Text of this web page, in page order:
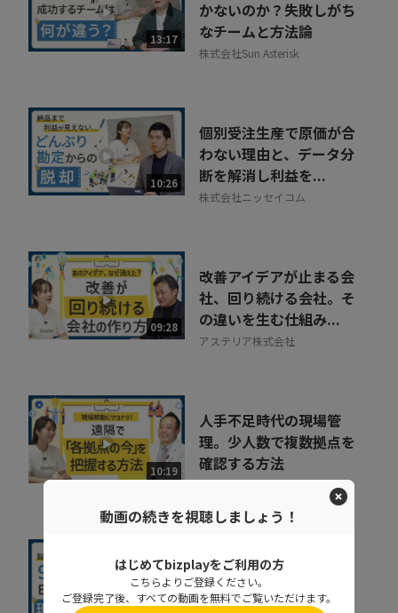
13:17
かないのか？失敗しがち
なチームと方法論
株式会社Sun Asterisk
10:26
個別受注生産で原価が合
わない理由と、データ分
断を解消し利益を...
株式会社ニッセイコム
09:28
改善アイデアが止まる会
社、回り続ける会社。そ
の違いを生む仕組み...
アステリア株式会社
10:19
人手不足時代の現場管
理。少人数で複数拠点を
確認する方法
株式会社MetaMoJi
現場を見すぎて失敗…？
製造業ERPでムダ足を踏
まないためのイロハ
動画の続きを視聴しましょう！
はじめてbizplayをご利用の方
こちらよりご登録ください。
ご登録完了後、すべての動画を無料でご覧いただけます。